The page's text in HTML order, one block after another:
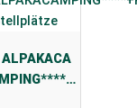
ALPAKACA
MPING****+